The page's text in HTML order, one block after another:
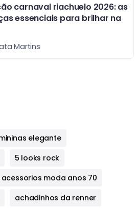
carnaval riachuelo 2026: as
essenciais para brilhar na
Martins
elegante
5 looks rock
acessorios moda anos 70
achadinhos da renner